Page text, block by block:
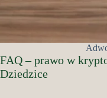
FAQ – prawo w
Dziedzice